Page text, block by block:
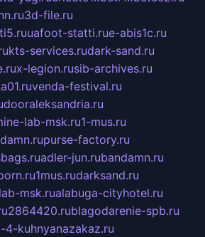
3d-file.ru
uafoot-statti.rue-abis1c.ru
kts-services.rudark-sand.ru
x-legion.rusib-archives.ru
venda-festival.ru
dooraleksandria.ru
lab-msk.ru1-mus.ru
purse-factory.ru
adler-jun.rubandamn.ru
1mus.rudarksand.ru
msk.rualabuga-cityhotel.ru
2864420.rublagodarenie-spb.ru
kuhnyanazakaz.ru